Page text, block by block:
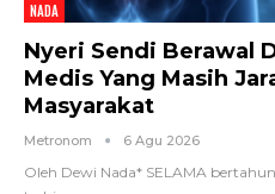
NADA
Nyeri Sendi Berawal
Medis Yang Masih
Masyarakat
Metronom 6 Agu 2026
Oleh Dewi Nada* SELAMA